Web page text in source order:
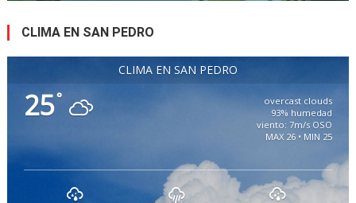
CLIMA EN SAN PEDRO
CLIMA EN SAN PEDRO
25°
overcast clouds
93% humedad
viento: 7m/s OSO
MAX 26 • MIN 25